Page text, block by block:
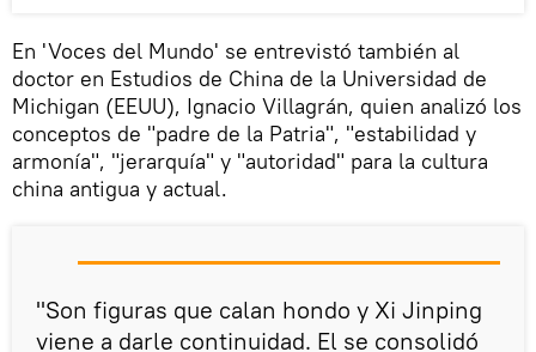
En 'Voces del Mundo' se entrevistó también al
doctor en Estudios de China de la Universidad de
Michigan (EEUU), Ignacio Villagrán, quien analizó los
conceptos de "padre de la Patria", "estabilidad y
armonía", "jerarquía" y "autoridad" para la cultura
china antigua y actual.
"Son figuras que calan hondo y Xi Jinping
viene a darle continuidad. El se consolidó